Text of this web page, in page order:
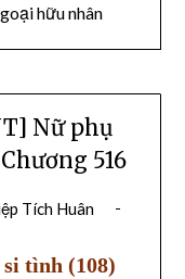
hữu nhân
Nữ phụ
516
Tích Huân
tình (108)